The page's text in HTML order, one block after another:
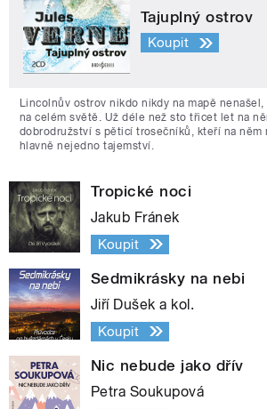
Tajuplný ostrov
Koupit
Lincolnův ostrov nikdo nikdy na mapě
na celém světě. Už déle než sto třicet let na
dobrodružství s pěticí trosečníků, kteří na něm
hlavně nejedno tajemství.
Tropické noci
Jakub Fránek
Koupit
Sedmikrásky na nebi
Jiří Dušek a kol.
Koupit
Nic nebude jako dřív
Petra Soukupová